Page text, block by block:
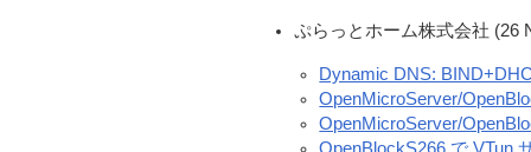
ぷらっとホーム株式会社 (26
Dynamic DNS:
OpenMicroServer/
OpenMicroServer/
OpenBlockS266 で VTun